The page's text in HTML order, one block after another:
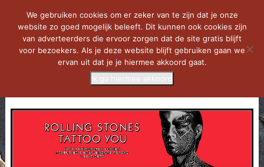
We gebruiken cookies om er zeker van te zijn dat je onze
website zo goed mogelijk beleeft. Dit kunnen ook cookies zijn
van adverteerders die ervoor zorgen dat de site gratis blijft
voor bezoekers. Als je deze website blijft gebruiken gaan we
ervan uit dat je je hiermee akkoord gaat.
Ik ga hiermee akkoord